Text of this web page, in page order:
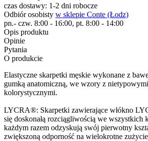
czas dostawy: 1-2 dni robocze
Odbiór osobisty w sklepie Conte (Łodz)
pn.- czw. 8:00 - 16:00, pt. 8:00 - 14:00
Opis produktu
Opinie
Pytania
O produkcie
Elastyczne skarpetki męskie wykonane z
gumką anatomiczną, we wzory z
kolorystycznymi.
LYCRA®: Skarpetki zawierające włókno
się doskonałą rozciągliwością we wszystkich
każdym razem odzyskują swój pierwotny
zwiększoną odporność na wielokrotne